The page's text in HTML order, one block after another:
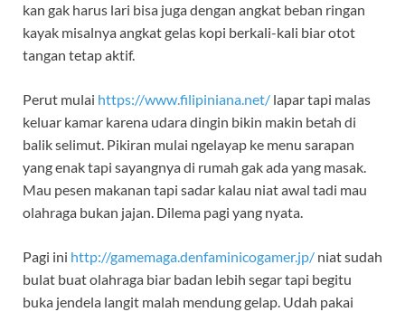
kan gak harus lari bisa juga dengan angkat beban ringan
kayak misalnya angkat gelas kopi berkali-kali biar otot
tangan tetap aktif.
Perut mulai https://www.filipiniana.net/ lapar tapi malas
keluar kamar karena udara dingin bikin makin betah di
balik selimut. Pikiran mulai ngelayap ke menu sarapan
yang enak tapi sayangnya di rumah gak ada yang masak.
Mau pesen makanan tapi sadar kalau niat awal tadi mau
olahraga bukan jajan. Dilema pagi yang nyata.
Pagi ini http://gamemaga.denfaminicogamer.jp/ niat sudah
bulat buat olahraga biar badan lebih segar tapi begitu
buka jendela langit malah mendung gelap. Udah pakai